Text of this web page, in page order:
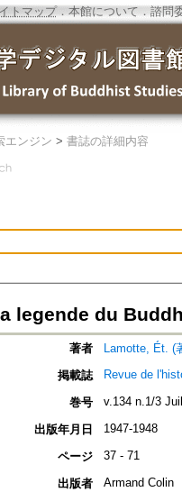
トマップ．本館について ． 諮問
エンジン > 書誌の詳細内容
legende du
著者
Lamotte, Ét. (
掲載誌
Revue de
巻号 v.134 n.1/3
出版年月日 1947-1948
ページ 37 - 71
出版者 Armand Colin